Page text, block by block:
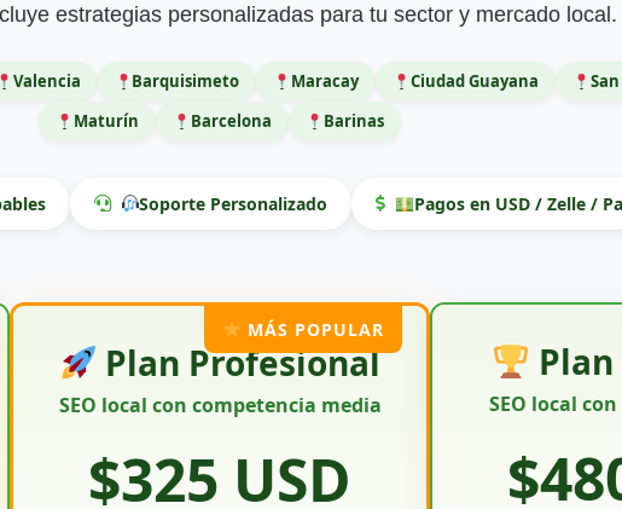
estrategias personalizadas para tu sector y mercado local.
Valencia Barquisimeto Maracay Ciudad Guayana
Maturín
Barcelona Barinas
Soporte Personalizado Pagos en USD / Zelle /
MÁS POPULAR
Plan Profesional
SEO local con competencia media
$325 USD
SEO local